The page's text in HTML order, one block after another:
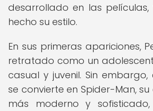
desarrollado en las
hecho su estilo.
En sus primeras apariciones,
retratado como un
casual y juvenil. Sin
se convierte en Spider-Man, su
más moderno y